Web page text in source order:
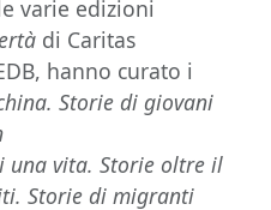
varie edizioni
di Caritas
hanno curato i
Storie di giovani
una vita. Storie oltre il
Storie di migranti